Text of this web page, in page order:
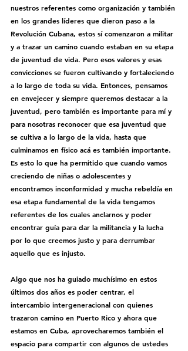
nuestros referentes como organización y también
en los grandes líderes que dieron paso a la
Revolución Cubana, estos sí comenzaron a militar
y a trazar un camino cuando estaban en su etapa
de juventud de vida. Pero esos valores y esas
convicciones se fueron cultivando y fortaleciendo
a lo largo de toda su vida. Entonces, pensamos
en envejecer y siempre queremos destacar a la
juventud, pero también es importante para mí y
para nosotras reconocer que esa juventud que
se cultiva a lo largo de la vida, hasta que
culminamos en físico acá es también importante.
Es esto lo que ha permitido que cuando vamos
creciendo de niñas o adolescentes y
encontramos inconformidad y mucha rebeldía en
esa etapa fundamental de la vida tengamos
referentes de los cuales anclarnos y poder
encontrar guía para dar la militancia y la lucha
por lo que creemos justo y para derrumbar
aquello que es injusto.
Algo que nos ha guiado muchísimo en estos
últimos dos años es poder centrar, el
intercambio intergeneracional con quienes
trazaron camino en Puerto Rico y ahora que
estamos en Cuba, aprovecharemos también el
espacio para compartir con algunos de ustedes